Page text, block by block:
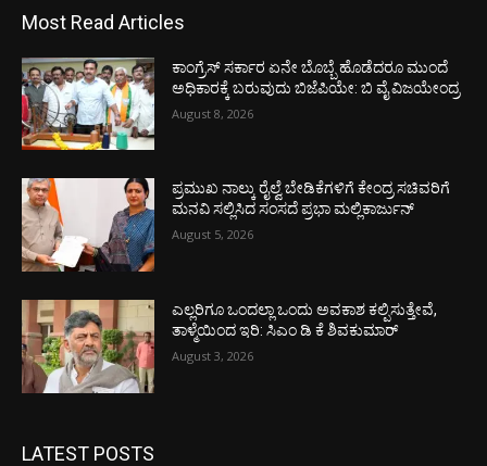
Most Read Articles
ಕಾಂಗ್ರೆಸ್ ಸರ್ಕಾರ ಏನೇ ಬೊಬ್ಬೆ ಹೊಡೆದರೂ ಮುಂದೆ
ಅಧಿಕಾರಕ್ಕೆ ಬರುವುದು ಬಿಜೆಪಿಯೇ: ಬಿ ವೈ ವಿಜಯೇಂದ್ರ
August 8, 2026
ಪ್ರಮುಖ ನಾಲ್ಕು ರೈಲ್ವೆ ಬೇಡಿಕೆಗಳಿಗೆ ಕೇಂದ್ರ ಸಚಿವರಿಗೆ
ಮನವಿ ಸಲ್ಲಿಸಿದ ಸಂಸದೆ ಪ್ರಭಾ ಮಲ್ಲಿಕಾರ್ಜುನ್
August 5, 2026
ಎಲ್ಲರಿಗೂ ಒಂದಲ್ಲಾ ಒಂದು ಅವಕಾಶ ಕಲ್ಪಿಸುತ್ತೇವೆ,
ತಾಳ್ಮೆಯಿಂದ ಇರಿ: ಸಿಎಂ ಡಿ ಕೆ ಶಿವಕುಮಾರ್
August 3, 2026
LATEST POSTS